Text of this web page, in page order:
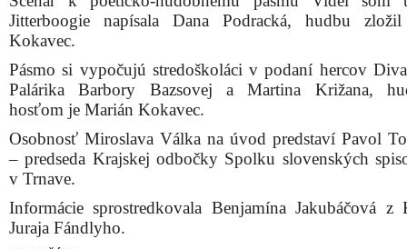
Miroslav Válek vydal osem básnických zbierok, je
viacerých kníh pre deti a mládež, autorom esejí a
S Trnavou ho spája okrem miesta narodenia aj
Trnavskej skupiny, patril medzi prvých slovenských
ktorí začali písať moderne – bez schematizmu.